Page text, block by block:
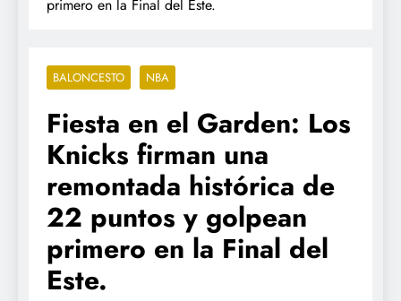
primero en la Final del Este.
BALONCESTO NBA
Fiesta en el Garden: Los
Knicks firman una
remontada histórica de
22 puntos y golpean
primero en la Final del
Este.